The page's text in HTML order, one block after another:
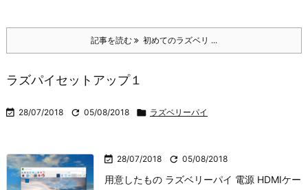
記事を読む 初めてのラズベリ ...
ラズパイセットアップ１
 28/07/2018  05/08/2018  ラズベリーパイ
 28/07/2018  05/08/2018
用意したもの ラズベリーパイ 電源 HDMIケー